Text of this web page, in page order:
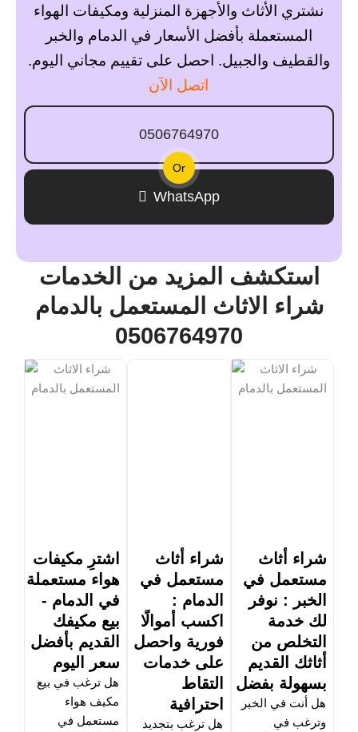
نشتري الأثاث والأجهزة المنزلية ومكيفات الهواء
المستعملة بأفضل الأسعار في الدمام والخبر
والقطيف والجبيل. احصل على تقييم مجاني اليوم.
اتصل الآن
0506764970
Or
WhatsApp
استكشف المزيد من الخدمات
شراء الاثاث المستعمل بالدمام
0506764970
اشترِ مكيفات
هواء مستعملة
في الدمام -
بيع مكيفك
القديم بأفضل
سعر اليوم
هل ترغب في بيع
مكيف هواء
مستعمل في
شراء أثاث
مستعمل في
الدمام :
اكسب أموالًا
فورية واحصل
على خدمات
التقاط
احترافية
هل ترغب بتجديد
شراء أثاث
مستعمل في
الخبر : نوفر
لك خدمة
التخلص من
أثاثك القديم
بسهولة بفضل
هل أنت في الخبر
وترغب في